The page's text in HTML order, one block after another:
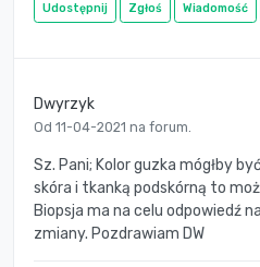
Udostępnij Zgłoś Wiadomość
Dwyrzyk
Od 11-04-2021 na forum.
Sz. Pani; Kolor guzka mógłby
skóra i tkanką podskórną to
Biopsja ma na celu odpowiedź
zmiany. Pozdrawiam DW